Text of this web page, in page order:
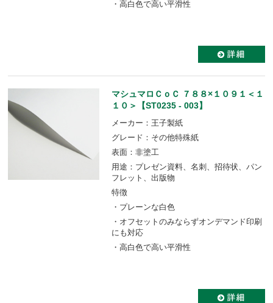
・高白色で高い平滑性
マシュマロＣｏＣ ７８８×１０９１＜１
１０＞【ST0235 - 003】
メーカー：王子製紙
グレード：その他特殊紙
表面：非塗工
用途：プレゼン資料、名刺、招待状、パン
フレット、出版物
特徴
・プレーンな白色
・オフセットのみならずオンデマンド印刷
にも対応
・高白色で高い平滑性